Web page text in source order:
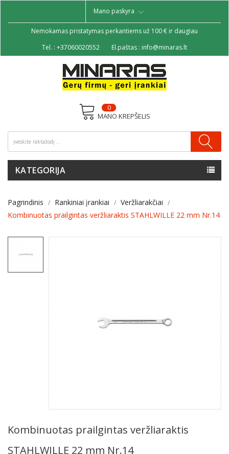
Mano paskyra
Nemokamas pristatymas perkantiems už 100 € ir daugiau
Tel. : +37060020552 El.paštas : info@minaras.lt
MANO KREPŠELIS
0
KATEGORIJA
Pagrindinis Rankiniai įrankiai
Veržliarakčiai
Kombinuotas prailgintas veržliaraktis STAHLWILLE 22 mm Nr.14
Kombinuotas prailgintas veržliaraktis
STAHLWILLE 22 mm Nr.14